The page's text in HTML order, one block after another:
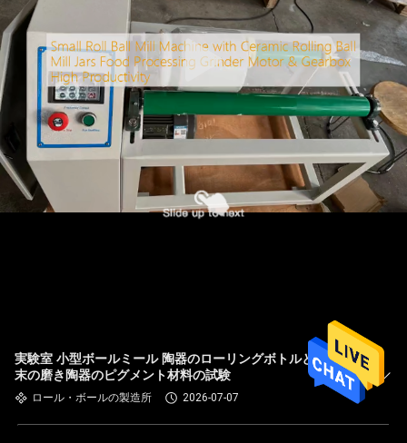
実験室 小型ボールミール 陶器のローリングボトルと ナノ粉
末の磨き陶器のピグメント材料の試験
ロール・ボールの製造所 2026-07-07